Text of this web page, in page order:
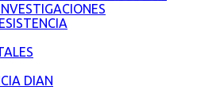
DIAN